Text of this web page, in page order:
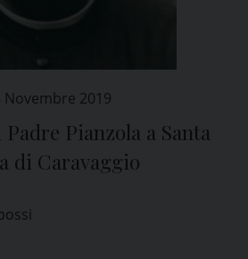
Novembre 2019
Pianzola a Santa
di Caravaggio